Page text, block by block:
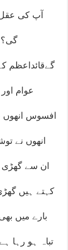
آپ کی
گی؟
گےقائداعظم
عوام
افسوس انھوں
انھوں نے
ان سے گھڑی
کہتے ہیں
بارے میں
تباہ ہو رہا